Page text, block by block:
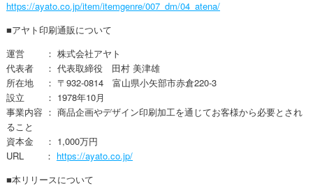
https://ayato.co.jp/item/itemgenre/007_dm/04_atena/
■アヤト印刷通販について
運営 ： 株式会社アヤト
代表者 ： 代表取締役 田村 美津雄
所在地 ： 〒932-0814 富山県小矢部市赤倉220-3
設立 ： 1978年10月
事業内容 ： 商品企画やデザイン印刷加工を通じてお客様から必要とされ
ること
資本金 ： 1,000万円
URL ： https://ayato.co.jp/
■本リリースについて